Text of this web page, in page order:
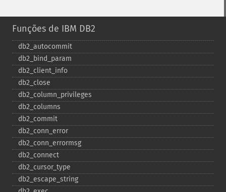
Funções de IBM DB2
db2_​autocommit
db2_​bind_​param
db2_​client_​info
db2_​close
db2_​column_​privileges
db2_​columns
db2_​commit
db2_​conn_​error
db2_​conn_​errormsg
db2_​connect
db2_​cursor_​type
db2_​escape_​string